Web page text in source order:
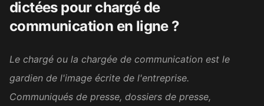
CG
Ergothérapeute
☺️ Je me prépare au mieux
pour le concours et ces
dictées m'apportent
dictées pour chargé de
communication en ligne?
Le chargé ou la chargée de communication est le
gardien de l'image écrite de l'entreprise.
Communiqués de presse, dossiers de presse,